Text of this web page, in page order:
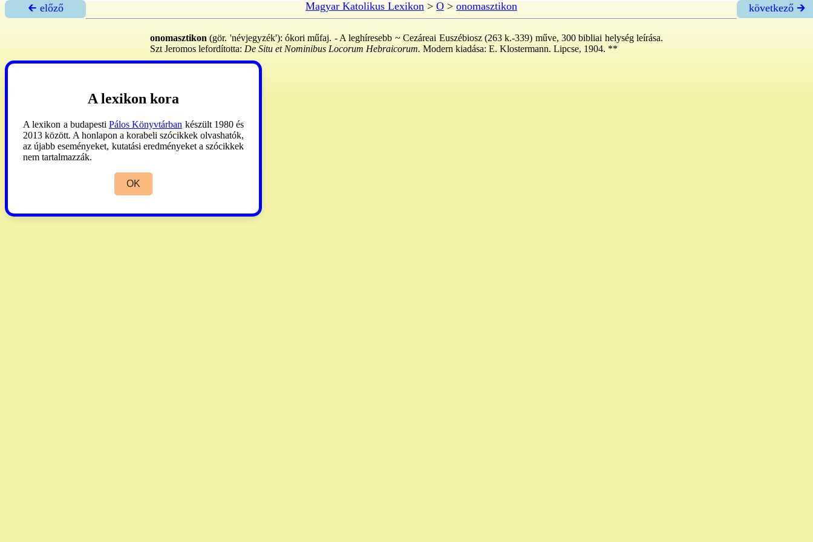
🡰 előző Magyar Katolikus Lexikon> O> onomasztikon következő 🡲
onomasztikon (gör. 'névjegyzék'): ókori műfaj. - A leghíresebb ~ Cezáreai Euszébiosz (263 k.-339) műve, 300 bibliai helység leírása.
Szt Jeromos lefordította: De Situ et Nominibus Locorum Hebraicorum. Modern kiadása: E. Klostermann. Lipcse, 1904. **
A lexikon kora
A lexikon a budapesti Pálos Könyvtárban készült 1980 és
2013 között. A honlapon a korabeli szócikkek olvashatók,
az újabb eseményeket, kutatási eredményeket a szócikkek
nem tartalmazzák.
OK